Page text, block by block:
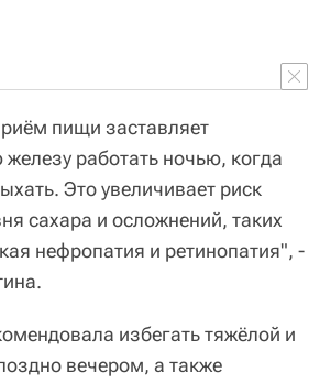
пищи заставляет
работать ночью, когда
Это увеличивает риск
сахара и осложнений, таких
нефропатия и ретинопатия", -
избегать тяжёлой и
вечером, а также